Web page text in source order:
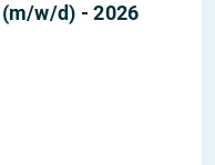
w/d) - 2026